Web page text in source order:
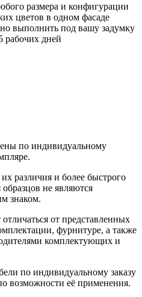
размера и конфигурации
цветов в одном фасаде
выполнить под вашу задумку
рабочих дней
по индивидуальному
различия и более быстрого
образцов не являются
знаком.
от представленных
фурнитуре, а также
комплектующих и
по индивидуальному заказу
возможности её применения.